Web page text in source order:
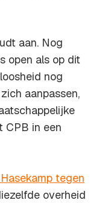
aan. Nog
open als op dit
nog
aanpassen,
CPB in een
tegen
overheid